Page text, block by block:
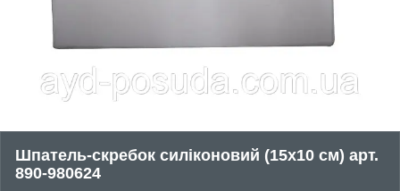
Шпатель-скребок силіконовий (15х10 см) арт.
890-980624